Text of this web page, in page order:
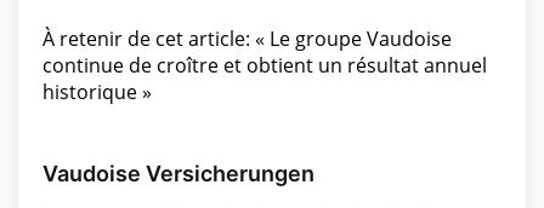
À retenir de cet article: « Le groupe Vaudoise
continue de croître et obtient un résultat annuel
historique »
Vaudoise Versicherungen